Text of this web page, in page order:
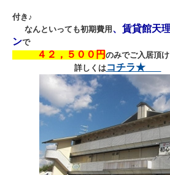
全室エ
付き♪
なんといっても初期費用、 賃貸館天
ンで
４２，５００円 のみでご入居頂け
詳しくはコチラ★